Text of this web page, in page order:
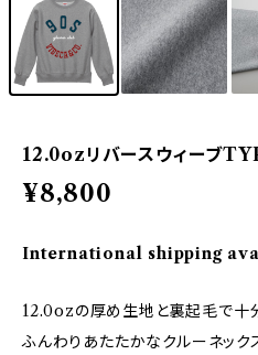
12.0ozリバースウィーブ
¥8,800
International shipping
12.0ozの厚め生地と裏起毛で十
ふんわりあたたかなクルーネックス